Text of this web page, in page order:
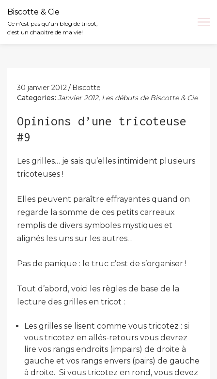
Biscotte & Cie
Ce n'est pas qu'un blog de tricot,
c'est un chapitre de ma vie!
30 janvier 2012
Biscotte
Categories: Janvier 2012, Les débuts de Biscotte & Cie
Opinions d’une tricoteuse
#9
Les grilles… je sais qu’elles intimident plusieurs
tricoteuses !
Elles peuvent paraître effrayantes quand on
regarde la somme de ces petits carreaux
remplis de divers symboles mystiques et
alignés les uns sur les autres…
Pas de panique : le truc c’est de s’organiser !
Tout d’abord, voici les règles de base de la
lecture des grilles en tricot :
Les grilles se lisent comme vous tricotez : si
vous tricotez en allés-retours vous devrez
lire vos rangs endroits (impairs) de droite à
gauche et vos rangs envers (pairs) de gauche
à droite. Si vous tricotez en rond, vous devez